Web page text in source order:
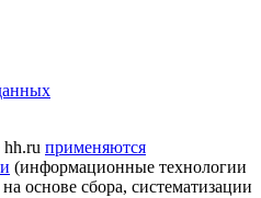
применяются
(информационные технологии
основе сбора, систематизации